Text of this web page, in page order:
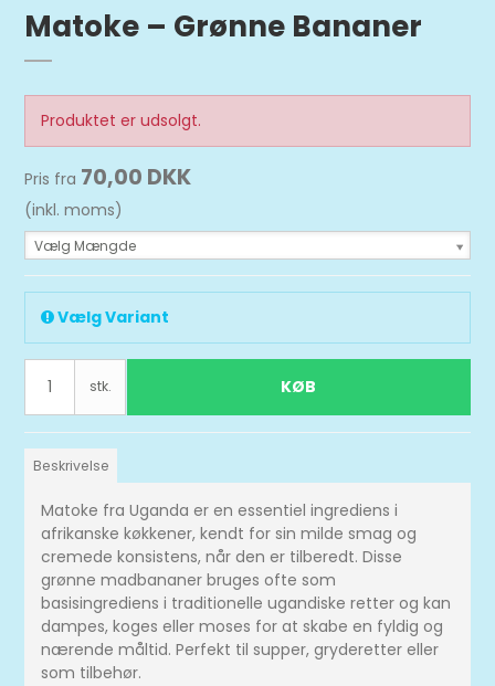
Matoke – Grønne Bananer
Produktet er udsolgt.
Pris fra 70,00 DKK
(inkl. moms)
Vælg Mængde
Vælg Variant
stk. KØB
Beskrivelse
Matoke fra Uganda er en essentiel ingrediens i
afrikanske køkkener, kendt for sin milde smag og
cremede konsistens, når den er tilberedt. Disse
grønne madbananer bruges ofte som
basisingrediens i traditionelle ugandiske retter og kan
dampes, koges eller moses for at skabe en fyldig og
nærende måltid. Perfekt til supper, gryderetter eller
som tilbehør.